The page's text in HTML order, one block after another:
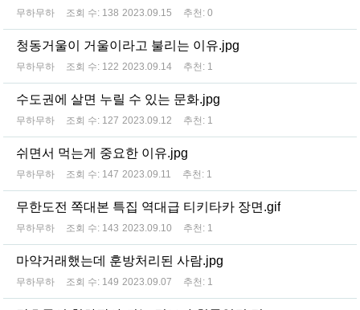
무하무하 조회 수: 138 2023.09.15 추천: 0
청동거울이 거울이라고 불리는 이유.jpg
무하무하 조회 수: 122 2023.09.14 추천: 1
수도권에 살면 누릴 수 있는 문화.jpg
무하무하 조회 수: 127 2023.09.12 추천: 1
쉬면서 먹는게 중요한 이유.jpg
무하무하 조회 수: 147 2023.09.11 추천: 1
무한도전 쪽대본 특집 역대급 티키타카 장면.gif
무하무하 조회 수: 143 2023.09.10 추천: 1
마약거래했는데 훈방처리된 사람.jpg
무하무하 조회 수: 149 2023.09.07 추천: 1